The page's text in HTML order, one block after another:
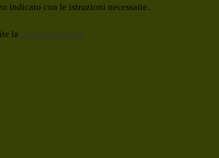
indicato con le istruzioni necessarie.
la Login Spaggiari